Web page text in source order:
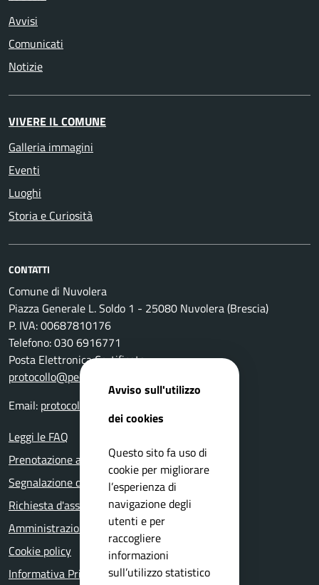
Avvisi
Comunicati
Notizie
VIVERE IL COMUNE
Galleria immagini
Eventi
Luoghi
Storia e Curiosità
CONTATTI
Comune di Nuvolera
Piazza Generale L. Soldo 1 - 25080 Nuvolera (Brescia)
P. IVA: 00687810176
Telefono: 030 6916771
Posta Elettronica Certificata:
protocollo@pec.comune.nuvolera.bs.it
Email: protocollo@comune.nuvolera.bs.it
Leggi le FAQ
Prenotazione appuntamento
Segnalazione disservizio
Richiesta d'assistenza
Amministrazione trasparente
Cookie policy
Informativa Privacy
Avviso sull'utilizzo
dei cookies
Questo sito fa uso di
cookie per migliorare
l’esperienza di
navigazione degli
utenti e per
raccogliere
informazioni
sull’utilizzo statistico